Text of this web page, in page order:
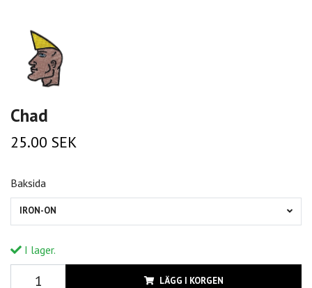
Chad
25.00 SEK
Baksida
IRON-ON
I lager.
LÄGG I KORGEN